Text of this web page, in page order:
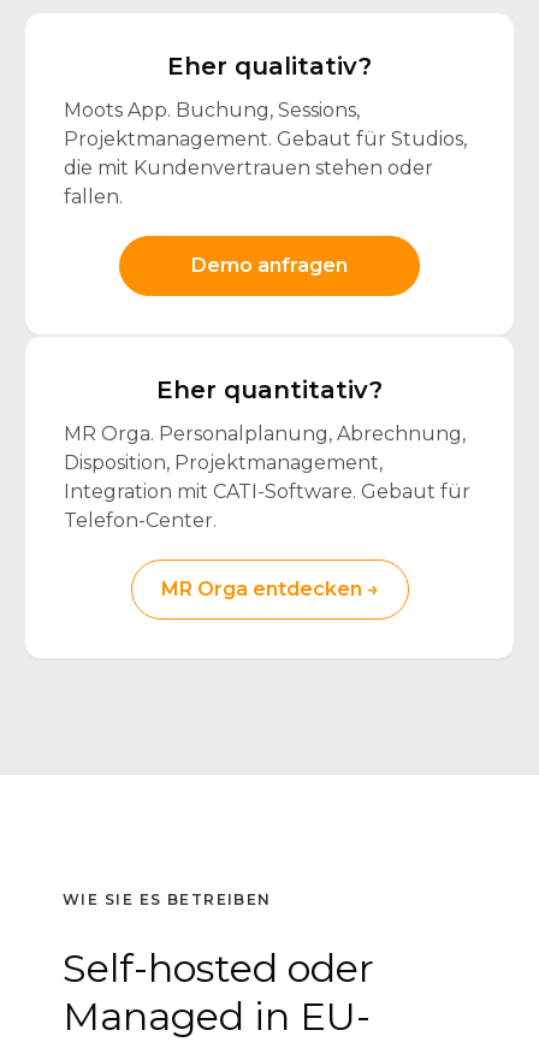
Eher qualitativ?
Moots App. Buchung, Sessions,
Projektmanagement. Gebaut für Studios,
die mit Kundenvertrauen stehen oder
fallen.
Demo anfragen
Eher quantitativ?
MR Orga. Personalplanung, Abrechnung,
Disposition, Projektmanagement,
Integration mit CATI-Software. Gebaut für
Telefon-Center.
MR Orga entdecken →
WIE SIE ES BETREIBEN
Self-hosted oder
Managed in EU-